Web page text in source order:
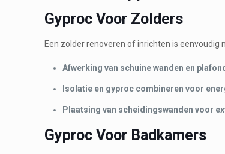
Gyproc Voor Zolders
Een zolder renoveren of inrichten is eenvoudig
Afwerking van schuine wanden en
Isolatie en gyproc combineren voor
Plaatsing van scheidingswanden voor
Gyproc Voor Badkamers